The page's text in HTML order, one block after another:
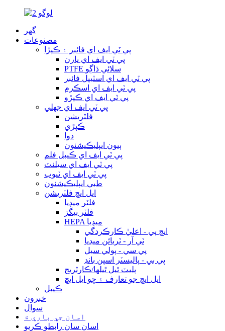
گھر
مصنوعات
پي ٽي ايف اي فائبر ۽ ڪپڙا
پي ٽي ايف اي يارن
PTFE سلائي ڌاڳو
پي ٽي ايف اي اسٽيپل فائبر
پي ٽي ايف اي اسڪرم
پي ٽي ايف اي ڪپڙو
پي ٽي ايف اي جھلي
فلٽريشن
ڪپڙي
دوا
ٻيون ايپليڪيشنون
پي ٽي ايف اي ڪيبل فلم
پي ٽي ايف اي سيلنٽ
پي ٽي ايف اي ٽيوب
طبي ايپليڪيشنون
ايل ايڇ فلٽريشن
فلٽر ميڊيا
فلٽر بيگز
HEPA ميڊيا
ايڇ پي - اعليٰ ڪارڪردگي
ٽي آر - ٽربائن ميڊيا
پي سي - پولي سيل
پي بي - پاليسٽر اسپن بانڊ
پليٽ ٿيل ٿيلها/ڪارٽريج
ايل ايڇ جو تعارف ۽ ڇو ايل ايڇ
ڪيبل
خبرون
سوال
اسان جي باري ۾
اسان سان رابطو ڪريو